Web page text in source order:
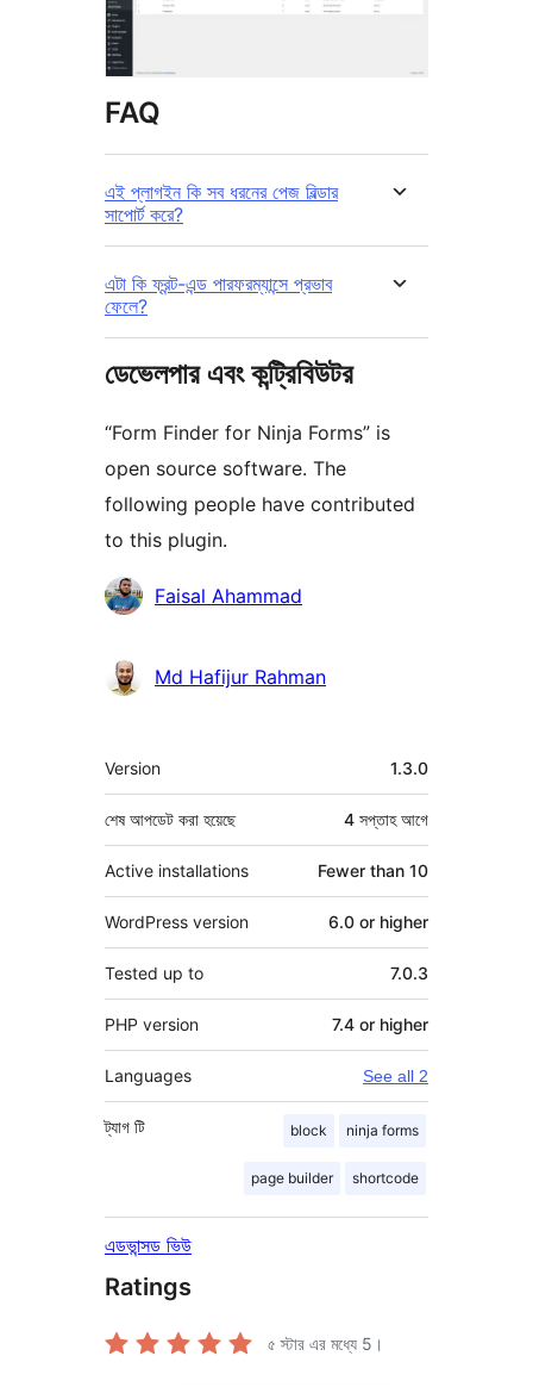
FAQ
এই প্লাগইন কি সব ধরনের পেজ বিল্ডার
সাপোর্ট করে?
এটা কি ফ্রন্ট-এন্ড পারফরম্যান্সে প্রভাব
ফেলে?
ডেভেলপার এবং কন্ট্রিবিউটর
“Form Finder for Ninja Forms” is
open source software. The
following people have contributed
to this plugin.
কন্ট্রিবিউটরFaisal Ahammad
Md Hafijur Rahman
মেটা
Version 1.3.0
শেষ আপডেট করা হয়েছে 4 সপ্তাহআগে
Active installations Fewer than 10
WordPress version 6.0 or higher
Tested up to 7.0.3
PHP version 7.4 or higher
Languages See all 2
ট্যাগ block ninja forms
page builder shortcode
টি
এডভান্সড ভিউ
Ratings
৫ স্টার এর মধ্যে 5 ।